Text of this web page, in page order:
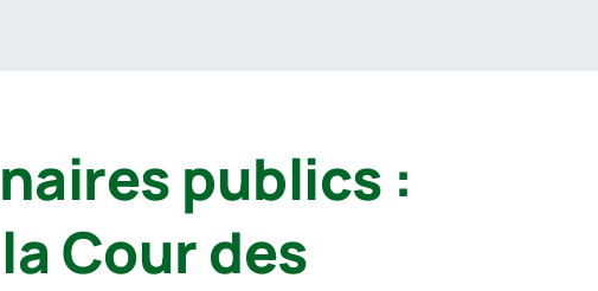
publics :
Cour des